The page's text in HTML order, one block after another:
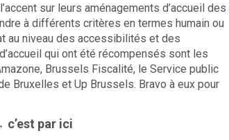
sur leurs aménagements d’accueil des
à différents critères en termes humain ou
au niveau des accessibilités et des
qui ont été récompensés sont les
Brussels Fiscalité, le Service public
Bruxelles et Up Brussels. Bravo à eux pour
c’est par ici